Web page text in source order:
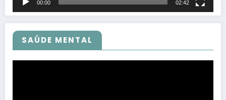
00:00 02:42
SAÚDE MENTAL